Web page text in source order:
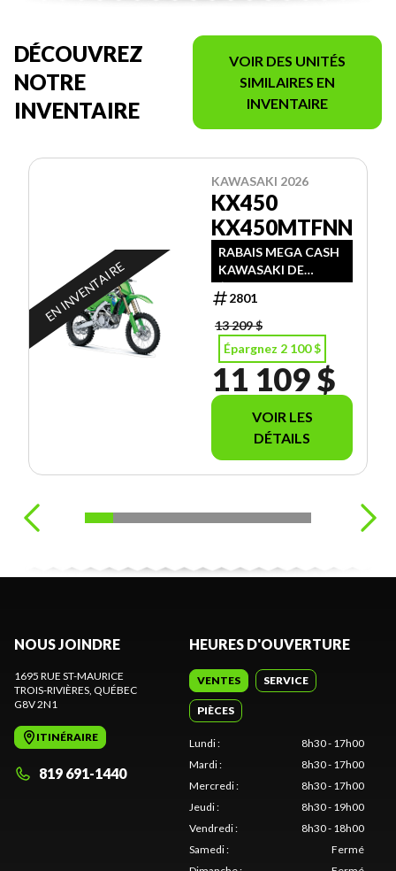
DÉCOUVREZ
NOTRE
INVENTAIRE
VOIR DES UNITÉS
SIMILAIRES EN
INVENTAIRE
EN INVENTAIRE
KAWASAKI 2026
KX450
KX450MTFNN
RABAIS MEGA CASH
KAWASAKI DE
$1500.00 + RABAIS
PROMO D'ÉTÉ
MORIN SPORTS DE
$600.00
2801
13 209 $
Épargnez 2 100 $
11 109 $
VOIR LES
DÉTAILS
NOUS JOINDRE
1695 RUE ST-MAURICE
TROIS-RIVIÈRES , QUÉBEC
G8V 2N1
ITINÉRAIRE
819 691-1440
HEURES D'OUVERTURE
VENTES SERVICE
PIÈCES
Lundi:
8h30 - 17h00
Mardi:
8h30 - 17h00
Mercredi:
8h30 - 17h00
Jeudi:
8h30 - 19h00
Vendredi:
8h30 - 18h00
Samedi:
Fermé